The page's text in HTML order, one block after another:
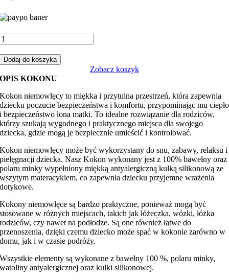
Dodaj do koszyka
Zobacz koszyk
OPIS KOKONU
Kokon niemowlęcy to miękka i przytulna przestrzeń, która zapewnia
dziecku poczucie bezpieczeństwa i komfortu, przypominając mu ciepło
i bezpieczeństwo łona matki. To idealne rozwiązanie dla rodziców,
którzy szukają wygodnego i praktycznego miejsca dla swojego
dziecka, gdzie mogą je bezpiecznie umieścić i kontrolować.
Kokon niemowlęcy może być wykorzystany do snu, zabawy, relaksu i
pielęgnacji dziecka. Nasz Kokon wykonany jest z 100% bawełny oraz
polaru minky wypełniony miękką antyalergiczną kulką silikonową ze
wszytym materacykiem, co zapewnia dziecku przyjemne wrażenia
dotykowe.
Kokony niemowlęce są bardzo praktyczne, ponieważ mogą być
stosowane w różnych miejscach, takich jak łóżeczka, wózki, łóżka
rodziców, czy nawet na podłodze. Są one również łatwe do
przenoszenia, dzięki czemu dziecko może spać w kokonie zarówno w
domu, jak i w czasie podróży.
Wszystkie elementy są wykonane z bawełny 100 %, polaru minky,
watoliny antyalergicznej oraz kulki silikonowej.